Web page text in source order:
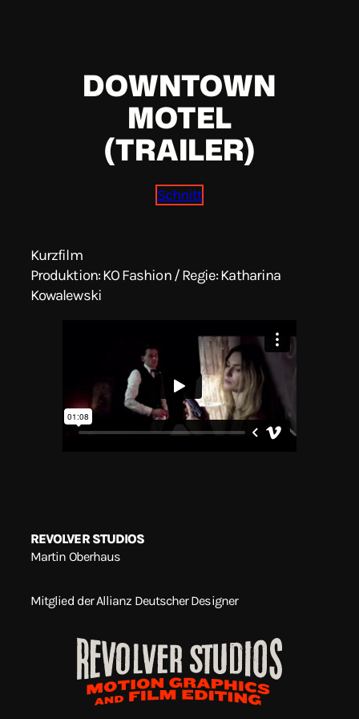
DOWNTOWN
MOTEL
(TRAILER)
Schnitt
Kurzfilm
Produktion: KO Fashion / Regie: Katharina
Kowalewski
REVOLVER STUDIOS
Martin Oberhaus
Mitglied der Allianz Deutscher Designer